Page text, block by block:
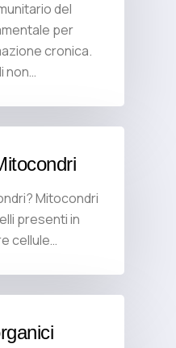
del
per
cronica.
non…
Mitocondri
presenti in
cellule…